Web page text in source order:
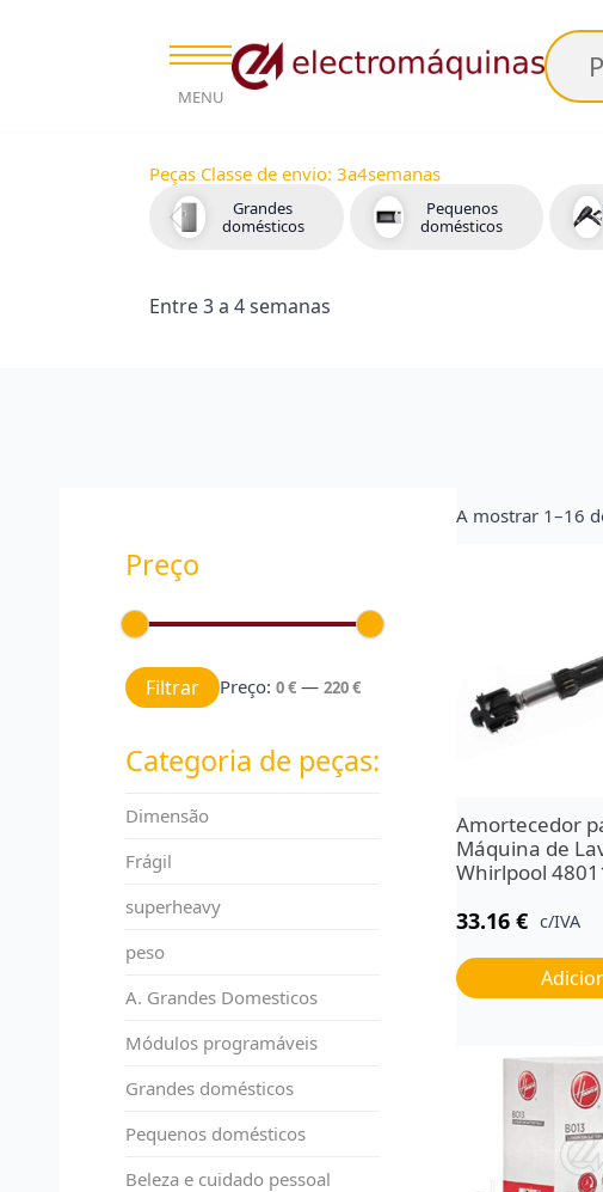
MENU
Peças Classe de envio: 3a4semanas
Grandes
domésticos
Pequenos
domésticos
Entre 3 a 4 semanas
Preço
Preço mínimo
Preço máximo
Filtrar Preço: 0 € — 220 €
Categoria de peças:
Dimensão
Frágil
superheavy
peso
A. Grandes Domesticos
Módulos programáveis
Grandes domésticos
Pequenos domésticos
Beleza e cuidado pessoal
A mostrar 1–16
Amortecedor
Máquina de
Whirlpool
33.16€ c/IVA